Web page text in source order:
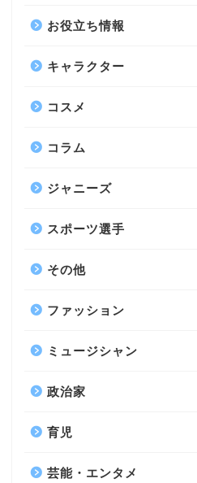
お役立ち情報
キャラクター
コスメ
コラム
ジャニーズ
スポーツ選手
その他
ファッション
ミュージシャン
政治家
育児
芸能・エンタメ